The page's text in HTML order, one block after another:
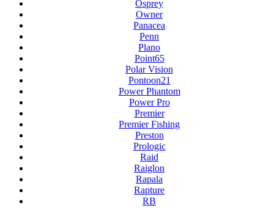
Osprey
Owner
Panacea
Penn
Plano
Point65
Polar Vision
Pontoon21
Power Phantom
Power Pro
Premier
Premier Fishing
Preston
Prologic
Raid
Raiglon
Rapala
Rapture
RB